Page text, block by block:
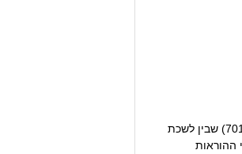
תוקף סמכותי לפי סעיף 25 לחוק הסכמים קיבוציים, התשי"ז-1957 [1] , אני מצווה כי תורחב תחולתן של הוראות ההסכם הקיבוצי הכללי (7019/2007) שבין לשכת
החדשה האגף לאיגוד מקצועי ואגף הפנסיה, שנחתם ביום ט' כסלו תשס"ח (19.11.07), וכי ההוראות